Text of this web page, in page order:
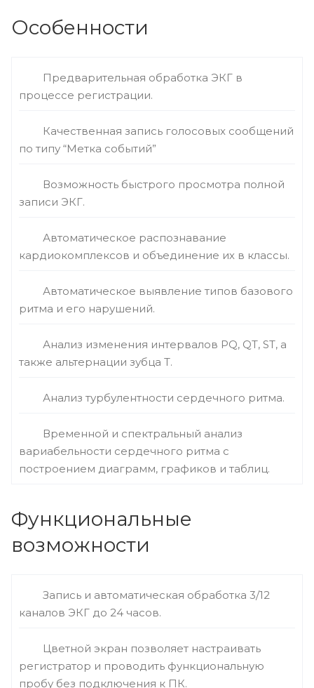
Особенности
Предварительная обработка ЭКГ в
процессе регистрации.
Качественная запись голосовых сообщений
по типу “Метка событий”
Возможность быстрого просмотра полной
записи ЭКГ.
Автоматическое распознавание
кардиокомплексов и объединение их в классы.
Автоматическое выявление типов базового
ритма и его нарушений.
Анализ изменения интервалов PQ, QT, ST, а
также альтернации зубца T.
Анализ турбулентности сердечного ритма.
Временной и спектральный анализ
вариабельности сердечного ритма с
построением диаграмм, графиков и таблиц.
Функциональные
возможности
Запись и автоматическая обработка 3/12
каналов ЭКГ до 24 часов.
Цветной экран позволяет настраивать
регистратор и проводить функциональную
пробу без подключения к ПК.